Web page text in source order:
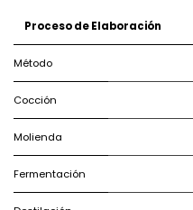
Proceso de Elaboración
Método
Cocción
Molienda
Fermentación